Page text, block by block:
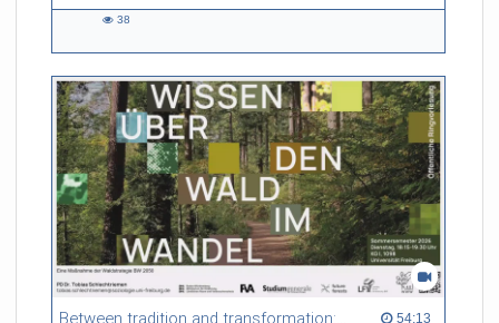
38
54:13
54:13 duration